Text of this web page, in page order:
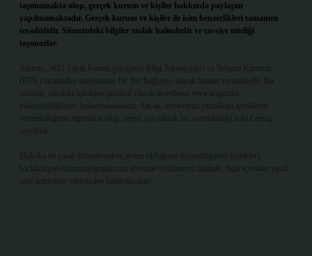
taşımamakta olup, gerçek kurum ve kişiler hakkında paylaşım
yapılmamaktadır. Gerçek kurum ve kişiler ile isim benzerlikleri tamamen
tesadüfidir. Sitemizdeki bilgiler taslak halindedir ve tavsiye niteliği
taşımazlar.
Sitemiz, 5651 Sayılı Kanun gereğince Bilgi Teknolojileri ve İletişim Kurumu
(BTK) tarafından onaylanmış bir Yer Sağlayıcı olarak hizmet vermektedir. Bu
nedenle, sitedeki içerikleri proaktif olarak denetleme veya araştırma
yükümlülüğümüz bulunmamaktadır. Ancak, üyelerimiz yazdıkları içeriklerin
sorumluluğunu taşımakta olup, siteye üye olarak bu sorumluluğu kabul etmiş
sayılırlar.
Hukuka ve yasal düzenlemelere aykırı olduğunu düşündüğünüz içerikleri,
backlinkpanelicomtr@gmail.com
adresine bildirmeniz halinde, ilgili içerikler yasal
süre içerisinde sitemizden kaldırılacaktır.